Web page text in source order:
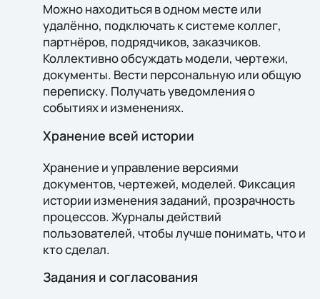
Можно находиться в одном месте или
удалённо, подключать к системе коллег,
партнёров, подрядчиков, заказчиков.
Коллективно обсуждать модели, чертежи,
документы. Вести персональную или общую
переписку. Получать уведомления о
событиях и изменениях.
Хранение всей истории
Хранение и управление версиями
документов, чертежей, моделей. Фиксация
истории изменения заданий, прозрачность
процессов. Журналы действий
пользователей, чтобы лучше понимать, что и
кто сделал.
Задания и согласования